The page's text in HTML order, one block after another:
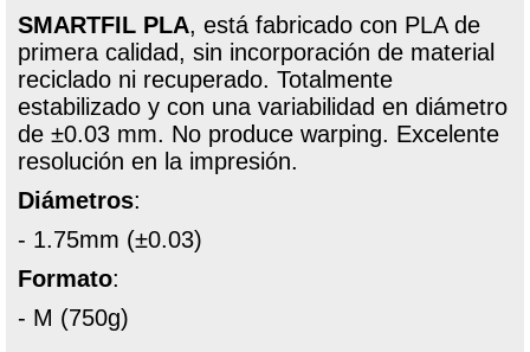
SMARTFIL PLA, está fabricado con PLA de
primera calidad, sin incorporación de material
reciclado ni recuperado. Totalmente
estabilizado y con una variabilidad en diámetro
de ±0.03 mm. No produce warping. Excelente
resolución en la impresión.
Diámetros:
- 1.75mm (±0.03)
Formato:
- M (750g)